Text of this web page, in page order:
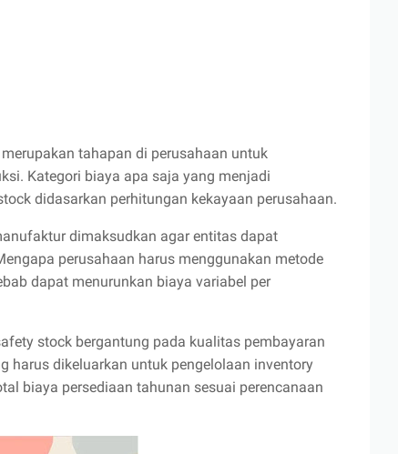
tahapan di perusahaan untuk
Kategori biaya apa saja yang menjadi
didasarkan perhitungan kekayaan perusahaan.
dimaksudkan agar entitas dapat
perusahaan harus menggunakan metode
dapat menurunkan biaya variabel per
stock bergantung pada kualitas pembayaran
harus dikeluarkan untuk pengelolaan inventory
biaya persediaan tahunan sesuai perencanaan